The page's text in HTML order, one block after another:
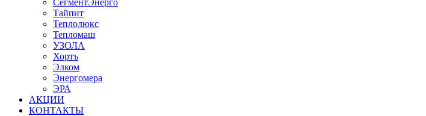
Тайпит
Теплолюкс
Тепломаш
УЗОЛА
Хортъ
Элком
Энергомера
ЭРА
АКЦИИ
КОНТАКТЫ